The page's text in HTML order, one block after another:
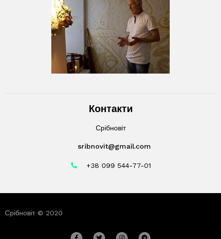
Контакти
Срібновіт
sribnovit@gmail.com
+38 099 544-77-01
Срібновіт © 2020